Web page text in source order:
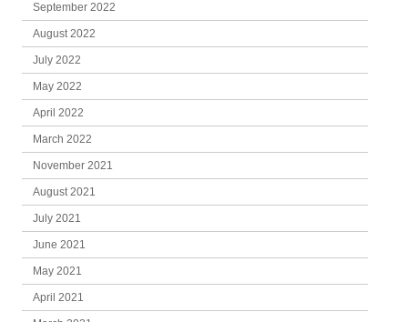
September 2022
August 2022
July 2022
May 2022
April 2022
March 2022
November 2021
August 2021
July 2021
June 2021
May 2021
April 2021